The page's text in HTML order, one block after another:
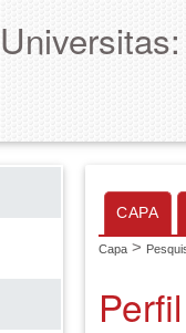
CAPA
Capa >